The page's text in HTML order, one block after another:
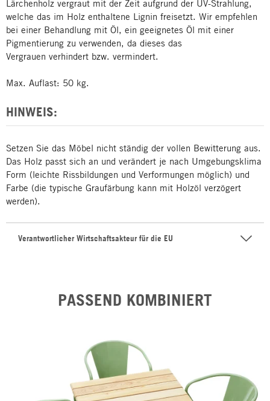
Lärchenholz vergraut mit der Zeit aufgrund der UV-Strahlung,
welche das im Holz enthaltene Lignin freisetzt. Wir empfehlen
bei einer Behandlung mit Öl, ein geeignetes Öl mit einer
Pigmentierung zu verwenden, da dieses das
Vergrauen verhindert bzw. vermindert.
Max. Auflast: 50 kg.
HINWEIS:
Setzen Sie das Möbel nicht ständig der vollen Bewitterung aus.
Das Holz passt sich an und verändert je nach Umgebungsklima
Form (leichte Rissbildungen und Verformungen möglich) und
Farbe (die typische Graufärbung kann mit Holzöl verzögert
werden).
Verantwortlicher Wirtschaftsakteur für die EU
PASSEND KOMBINIERT